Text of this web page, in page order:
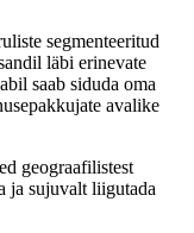
segmenteeritud
läbi erinevate
saab siduda oma
avalike
geograafilistest
ja sujuvalt liigutada